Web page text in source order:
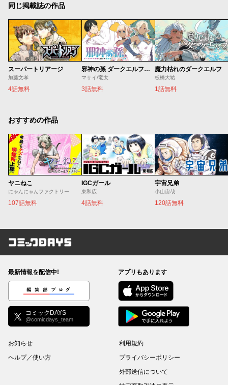
同じ掲載誌の作品
スーパートリアージ
加藤文孝
4話無料
邪神の孫 ダークエルフ姉妹と過ごす異世界引きこもり生活
マサイ/竜太
3話無料
魔力枯れのダークエルフ
板橋大祐
1話無料
おすすめの作品
ヤニねこ
にゃんにゃんファクトリー
107話無料
IGCガール
東和広
4話無料
宇宙兄弟
小山宙哉
120話無料
コミックDAYS
最新情報を配信中!
編集部ブログ
コミックDAYS
@comicdays_team
アプリもあります
お知らせ
ヘルプ／使い方
利用規約
プライバシーポリシー
外部送信について